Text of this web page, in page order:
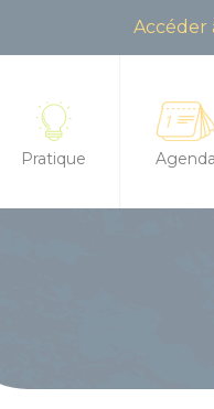
Accéder
Pratique
Accès et transports
Agenda
Toutes
Les
Les